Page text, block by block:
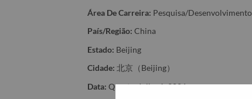
Área De Carreira: Pesquisa/Desenvolvimento
País/Região: China
Estado: Beijing
Cidade: 北京（Beijing）
Data: Quarta, Julho 1, 2026